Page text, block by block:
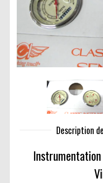
Description